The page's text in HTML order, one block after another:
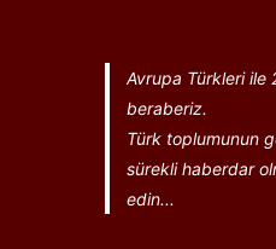
Avrupa Türkleri ile
beraberiz.
Türk toplumunun
sürekli haberdar
edin...